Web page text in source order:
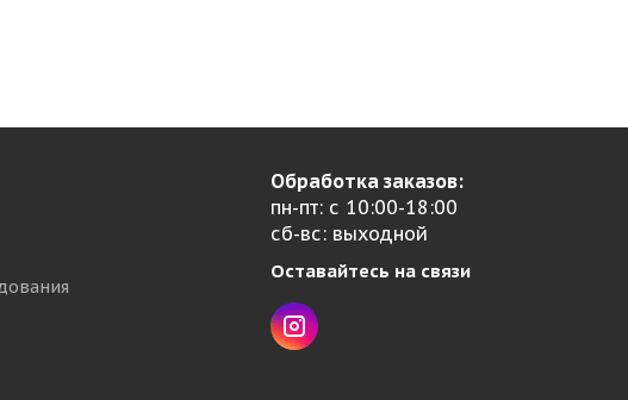
Обработка заказов:
пн-пт: с 10:00-18:00
сб-вс: выходной
Оставайтесь на связи